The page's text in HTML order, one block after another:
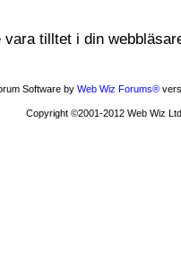
tilltet i din
Software by Web Wiz Forums®
Copyright ©2001-2012 Web Wiz